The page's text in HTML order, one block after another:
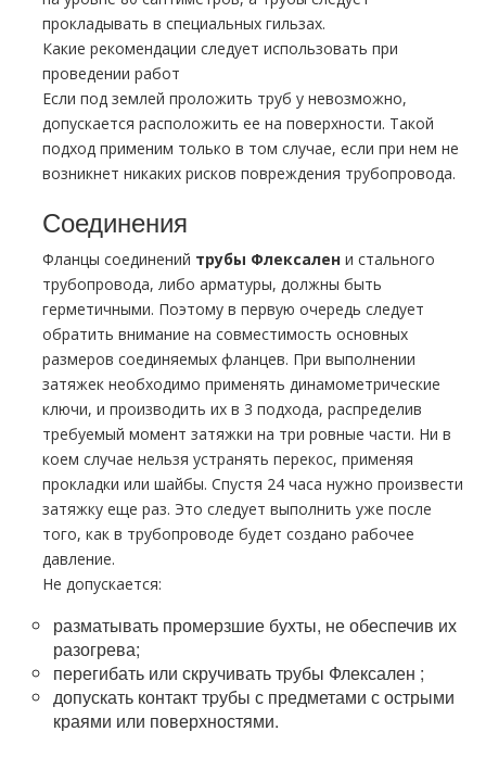
прокладывать в специальных гильзах.
Какие рекомендации следует использовать при
проведении работ
Если под землей проложить тpуб у невозможно,
допускается расположить ее на поверхности. Такой
подход применим только в том случае, если при нем не
возникнет никаких рисков повреждения тpубопровода.
Соединения
Фланцы соединений тpубы Флексален и стального
тpубопровода, либо арматуры, должны быть
герметичными. Поэтому в первую очередь следует
обратить внимание на совместимость основных
размеров соединяемых фланцев. При выполнении
затяжек необходимо применять динамометрические
ключи, и производить их в 3 подхода, распределив
требуемый момент затяжки на три ровные части. Ни в
коем случае нельзя устранять перекос, применяя
прокладки или шайбы. Спустя 24 часа нужно произвести
затяжку еще раз. Это следует выполнить уже после
того, как в тpубопроводе будет создано рабочее
давление.
Не допускается:
разматывать промерзшие бухты, не обеспечив их
разогрева;
перегибать или скручивать тpубы Флексален ;
допускать контакт тpубы с предметами с острыми
краями или поверхностями.